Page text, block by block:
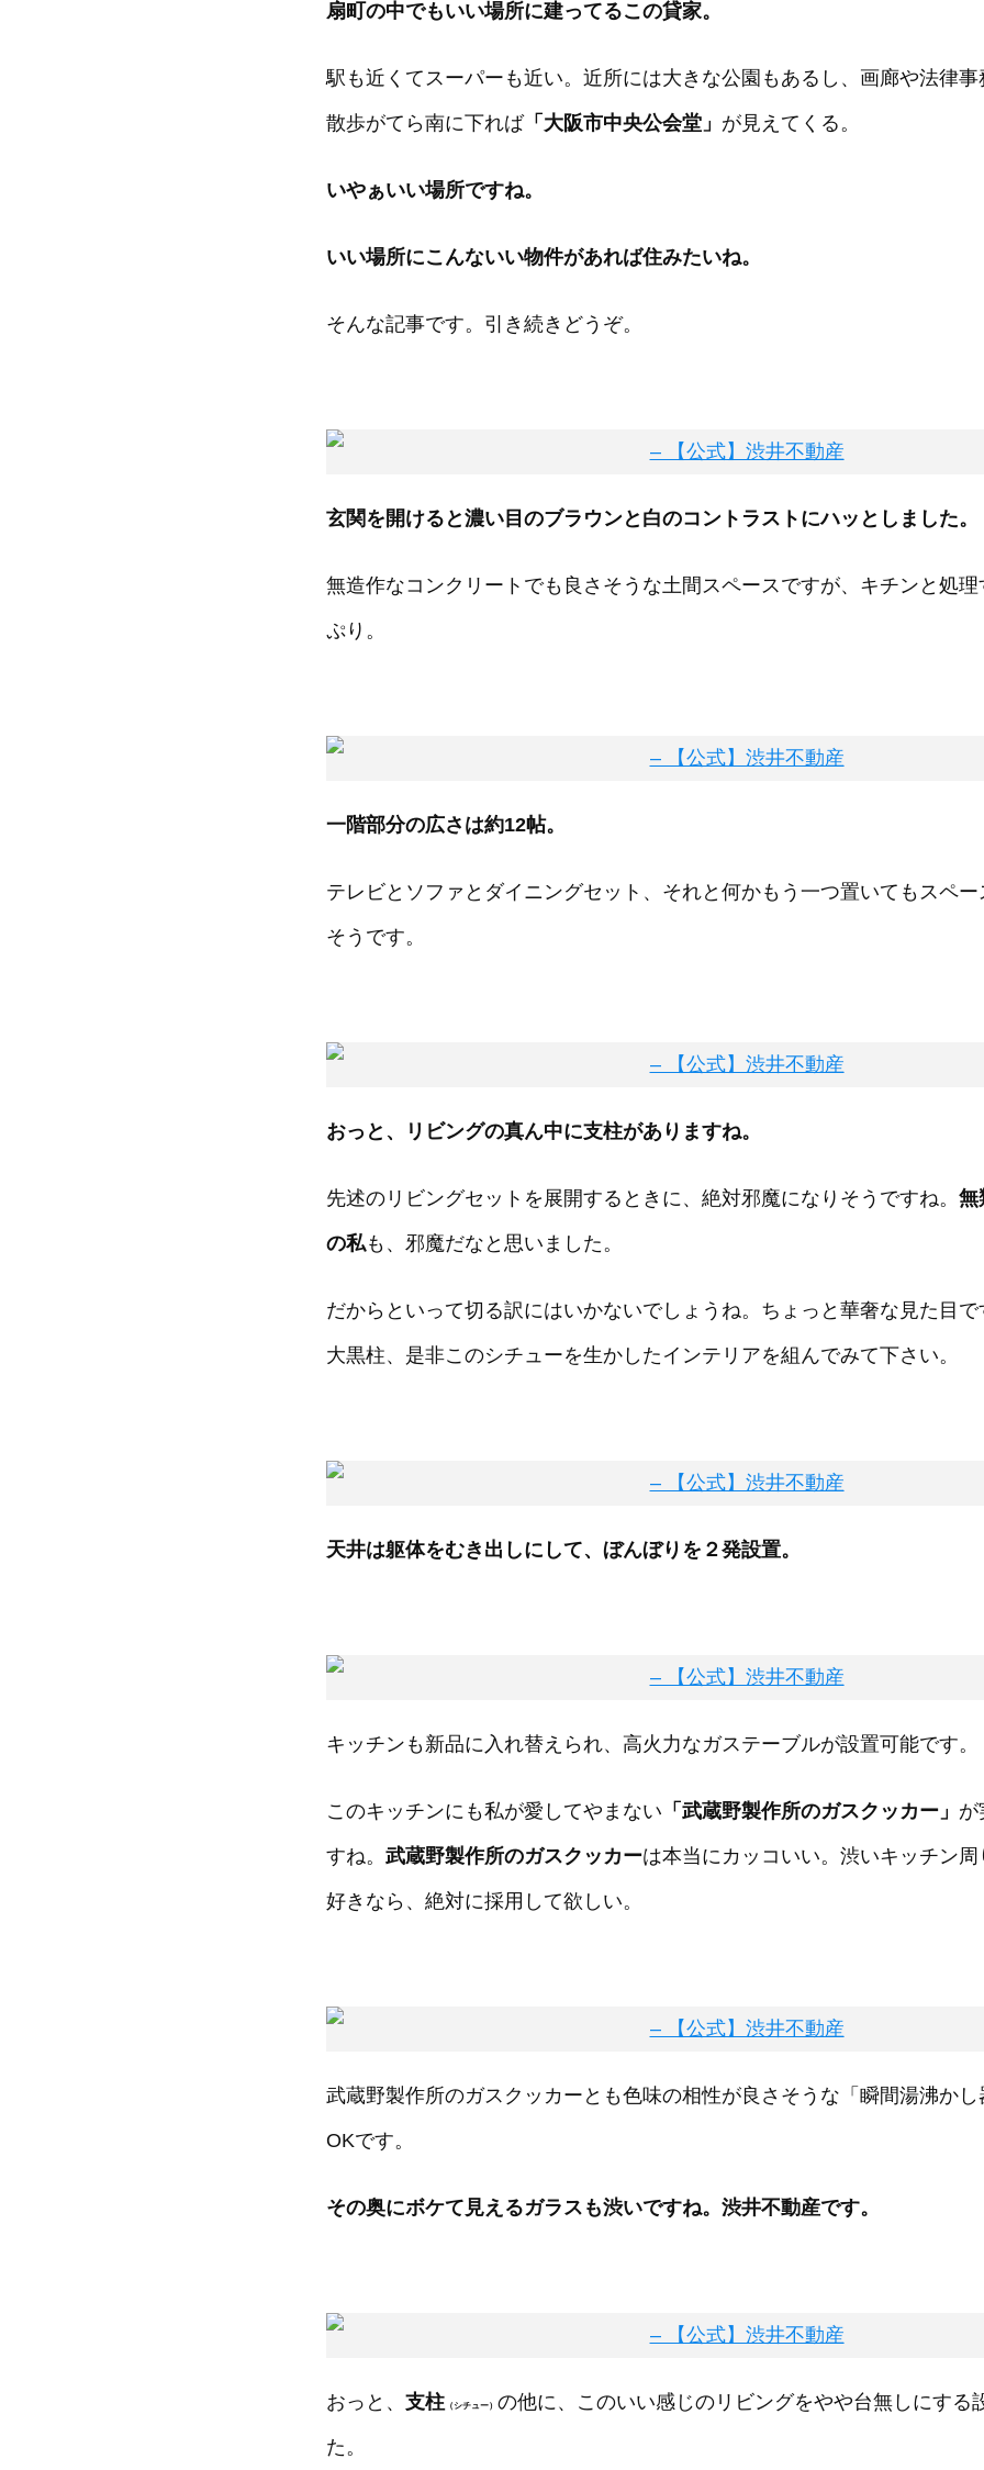
扇町の中でもいい場所に建ってるこの貸家。
駅も近くてスーパーも近い。近所には大きな公園もあるし、画廊や法律事
散歩がてら南に下れば「大阪市中央公会堂」 が見えてくる。
いやぁいい場所ですね。
いい場所にこんないい物件があれば住みたいね。
そんな記事です。引き続きどうぞ。
玄関を開けると濃い目のブラウンと白のコントラストにハッとしました。
無造作なコンクリートでも良さそうな土間スペースですが、キチンと処理
ぷり。
一階部分の広さは約12帖。
テレビとソファとダイニングセット、それと何かもう一つ置いてもスペー
そうです。
おっと、リビングの真ん中に支柱がありますね。
先述のリビングセットを展開するときに、絶対邪魔になりそうですね。 無
の私も、邪魔だなと思いました。
だからといって切る訳にはいかないでしょうね。ちょっと華奢な見た目
大黒柱、是非このシチューを生かしたインテリアを組んでみて下さい。
天井は躯体をむき出しにして、ぼんぼりを２発設置。
キッチンも新品に入れ替えられ、高火力なガステーブルが設置可能です。
このキッチンにも私が愛してやまない 「武蔵野製作所のガスクッカー」 が
すね。 武蔵野製作所のガスクッカーは本当にカッコいい。渋いキッチン
好きなら、絶対に採用して欲しい。
武蔵野製作所のガスクッカーとも色味の相性が良さそうな「瞬間湯沸かし
OKです。
その奥にボケて見えるガラスも渋いですね。渋井不動産です。
おっと、 支柱 （シチュー） の他に、このいい感じのリビングをやや台無しにする
た。